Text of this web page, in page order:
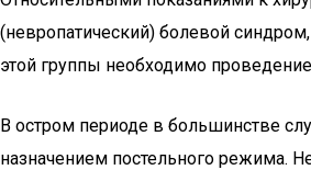
(невропатический) болевой
этой группы необходимо
В остром периоде в большинстве
назначением постельного режима.